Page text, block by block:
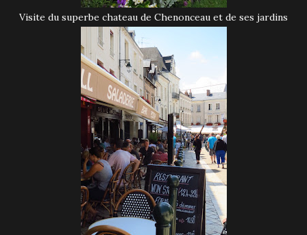
Visite du superbe chateau de Chenonceau et de ses jardins